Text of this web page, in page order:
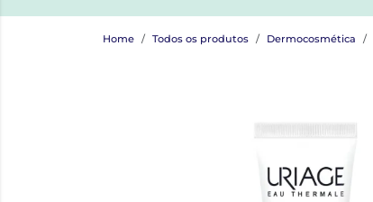
Home Todos os produtos Dermocosmética